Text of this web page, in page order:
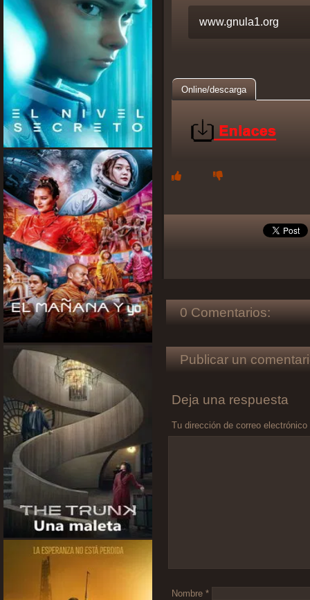
Online/descarga
0 Comentarios:
Publicar un
Deja una respuesta
Tu dirección de correo
Nombre *